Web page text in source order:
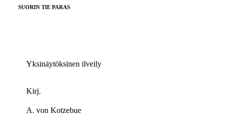
SUORIN TIE PARAS
Yksinäytöksinen ilveily
Kirj.
A. von Kotzebue